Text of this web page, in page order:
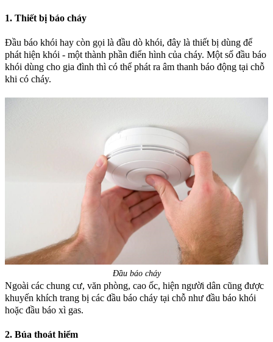
1. Thiết bị báo cháy
Đầu báo khói hay còn gọi là đầu dò khói, đây là thiết bị dùng để
phát hiện khói - một thành phần điển hình của cháy. Một số đầu báo
khói dùng cho gia đình thì có thể phát ra âm thanh báo động tại chỗ
khi có cháy.
Đầu báo cháy
Ngoài các chung cư, văn phòng, cao ốc, hiện người dân cũng được
khuyến khích trang bị các đầu báo cháy tại chỗ như đầu báo khói
hoặc đầu báo xì gas.
2. Búa thoát hiểm